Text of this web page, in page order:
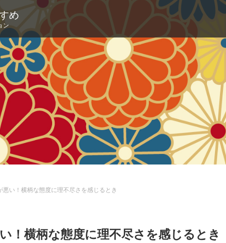
め
ン
悪い！横柄な態度に理不尽さを感じるとき
！横柄な態度に理不尽さを感じるとき